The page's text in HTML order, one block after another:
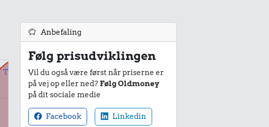
Til
Anbefaling
Følg prisudviklingen
Vil du også være først når priserne er
på vej op eller ned?Følg Oldmoney
på dit sociale medie
Facebook Linkedin